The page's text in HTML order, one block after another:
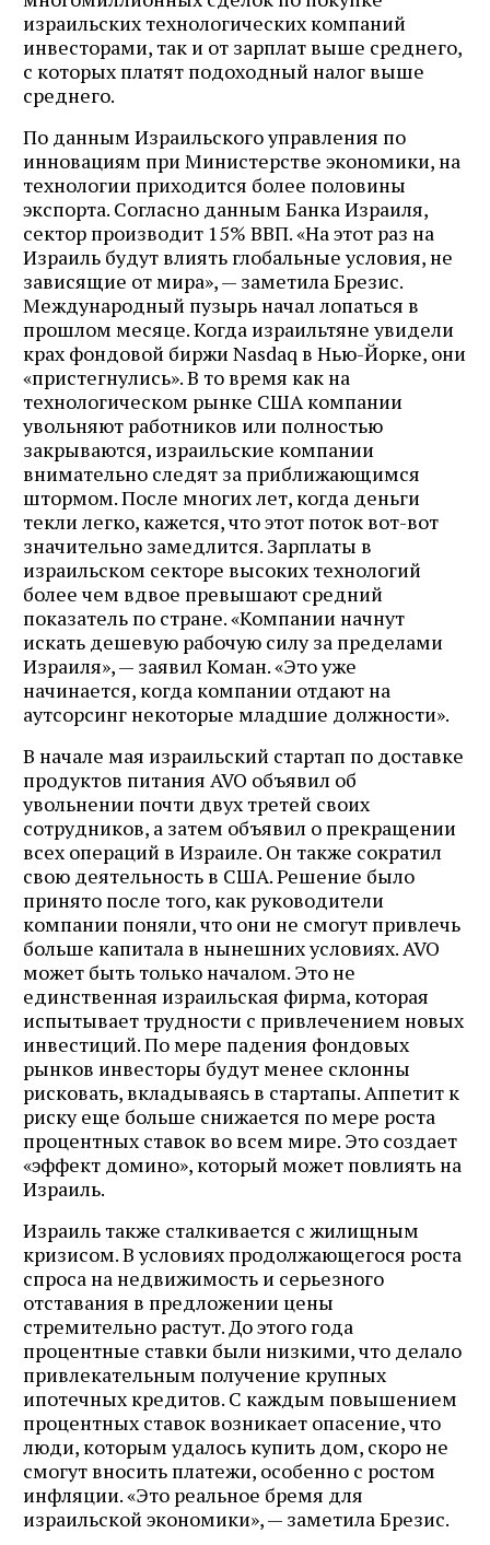
израильских технологических компаний
инвесторами, так и от зарплат выше среднего,
с которых платят подоходный налог выше
среднего.
По данным Израильского управления по
инновациям при Министерстве экономики, на
технологии приходится более половины
экспорта. Согласно данным Банка Израиля,
сектор производит 15% ВВП. «На этот раз на
Израиль будут влиять глобальные условия, не
зависящие от мира», — заметила Брезис.
Международный пузырь начал лопаться в
прошлом месяце. Когда израильтяне увидели
крах фондовой биржи Nasdaq в Нью-Йорке, они
«пристегнулись». В то время как на
технологическом рынке США компании
увольняют работников или полностью
закрываются, израильские компании
внимательно следят за приближающимся
штормом. После многих лет, когда деньги
текли легко, кажется, что этот поток вот-вот
значительно замедлится. Зарплаты в
израильском секторе высоких технологий
более чем вдвое превышают средний
показатель по стране. «Компании начнут
искать дешевую рабочую силу за пределами
Израиля», — заявил Коман. «Это уже
начинается, когда компании отдают на
аутсорсинг некоторые младшие должности».
В начале мая израильский стартап по доставке
продуктов питания AVO объявил об
увольнении почти двух третей своих
сотрудников, а затем объявил о прекращении
всех операций в Израиле. Он также сократил
свою деятельность в США. Решение было
принято после того, как руководители
компании поняли, что они не смогут привлечь
больше капитала в нынешних условиях. AVO
может быть только началом. Это не
единственная израильская фирма, которая
испытывает трудности с привлечением новых
инвестиций. По мере падения фондовых
рынков инвесторы будут менее склонны
рисковать, вкладываясь в стартапы. Аппетит к
риску еще больше снижается по мере роста
процентных ставок во всем мире. Это создает
«эффект домино», который может повлиять на
Израиль.
Израиль также сталкивается с жилищным
кризисом. В условиях продолжающегося роста
спроса на недвижимость и серьезного
отставания в предложении цены
стремительно растут. До этого года
процентные ставки были низкими, что делало
привлекательным получение крупных
ипотечных кредитов. С каждым повышением
процентных ставок возникает опасение, что
люди, которым удалось купить дом, скоро не
смогут вносить платежи, особенно с ростом
инфляции. «Это реальное бремя для
израильской экономики», — заметила Брезис.